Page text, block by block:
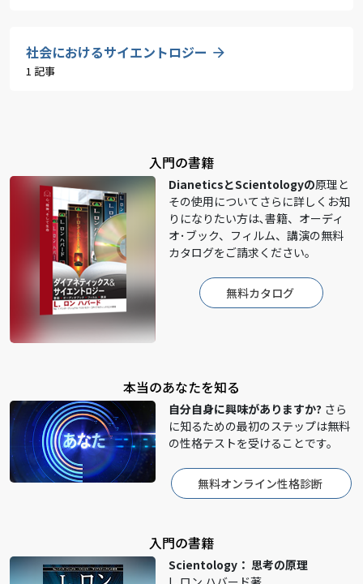
社会におけるサイエントロジー
1 記事
入門の書籍
DianeticsとScientologyの原理と
その使用についてさらに詳しくお知
りになりたい方は､書籍、オーディ
オ･ブック、フィルム、講演の無料
カタログをご請求ください。
無料カタログ
本当のあなたを知る
自分自身に興味がありますか? さら
に知るための最初のステップは無料
の性格テストを受けることです。
無料オンライン性格診断
入門の書籍
Scientology： 思考の原理